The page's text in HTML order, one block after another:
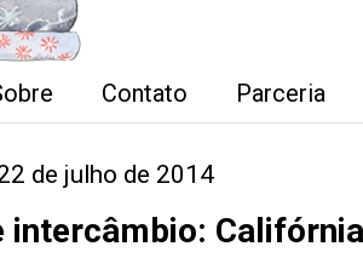
Contato Parceria
de julho de 2014
intercâmbio: